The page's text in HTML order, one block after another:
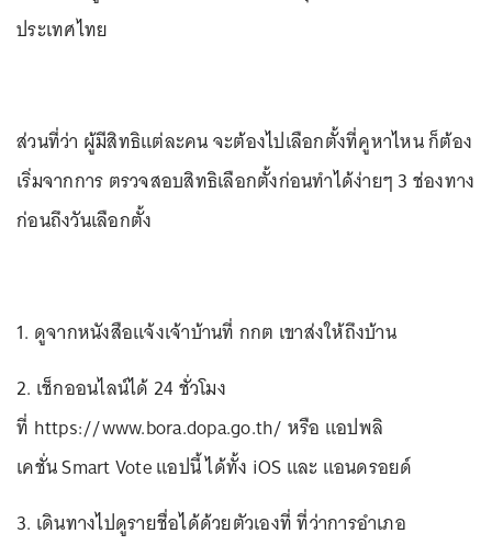
ประเทศไทย
ส่วนที่ว่า ผู้มีสิทธิแต่ละคน จะต้องไปเลือกตั้งที่คูหาไหน ก็ต้อง
เริ่มจากการ ตรวจสอบสิทธิเลือกตั้งก่อนทำได้ง่ายๆ 3 ช่องทาง
ก่อนถึงวันเลือกตั้ง
1. ดูจากหนังสือแจ้งเจ้าบ้านที่ กกต เขาส่งให้ถึงบ้าน
2. เช็กออนไลน์ได้ 24 ชั่วโมง
ที่ https://www.bora.dopa.go.th/ หรือ แอปพลิ
เคชั่น Smart Vote แอปนี้ ได้ทั้ง iOS และ แอนดรอยด์
3. เดินทางไปดูรายชื่อได้ด้วยตัวเองที่ ที่ว่าการอำเภอ